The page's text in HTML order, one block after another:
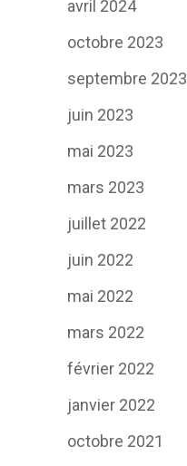
avril 2024
octobre 2023
septembre 2023
juin 2023
mai 2023
mars 2023
juillet 2022
juin 2022
mai 2022
mars 2022
février 2022
janvier 2022
octobre 2021